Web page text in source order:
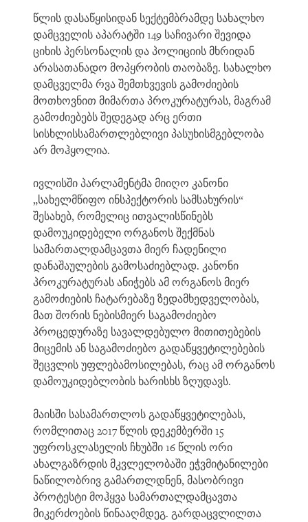
წლის დასაწყისიდან სექტემბრამდე სახალხო
დამცველის აპარატში 149 საჩივარი შევიდა
ციხის პერსონალის და პოლიციის მხრიდან
არასათანადო მოპყრობის თაობაზე. სახალხო
დამცველმა რვა შემთხვევის გამოძიების
მოთხოვნით მიმართა პროკურატურას, მაგრამ
გამოძიებებს შედეგად არც ერთი
სისხლისსამართლებლივი პასუხისმგებლობა
არ მოჰყოლია.
ივლისში პარლამენტმა მიიღო კანონი
„სახელმწიფო ინსპექტორის სამსახურის“
შესახებ, რომელიც ითვალისწინებს
დამოუკიდებელი ორგანოს შექმნას
სამართალდამცავთა მიერ ჩადენილი
დანაშაულების გამოსაძიებლად. კანონი
პროკურატურას ანიჭებს ამ ორგანოს მიერ
გამოძიების ჩატარებაზე ზედამხედველობას,
მათ შორის ნებისმიერ საგამოძიებო
პროცედურაზე სავალდებულო მითითებების
მიცემის ან საგამოძიებო გადაწყვეტილებების
შეცვლის უფლებამოსილებას, რაც ამ ორგანოს
დამოუკიდებლობის ხარისხს ზღუდავს.
მაისში სასამართლოს გადაწყვეტილებას,
რომლითაც 2017 წლის დეკემბერში 15
უფროსკლასელის ჩხუბში 16 წლის ორი
ახალგაზრდის მკვლელობაში ეჭვმიტანილები
ნაწილობრივ გამართლდნენ, მასობრივი
პროტესტი მოჰყვა სამართალდამცავთა
მიკერძოების წინააღმდეგ. გარდაცვლილთა